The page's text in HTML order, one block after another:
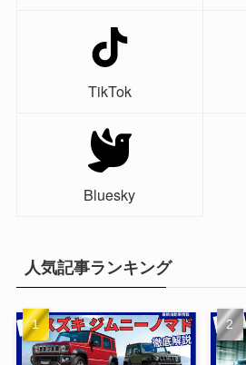
TikTok
Bluesky
人気記事ランキング